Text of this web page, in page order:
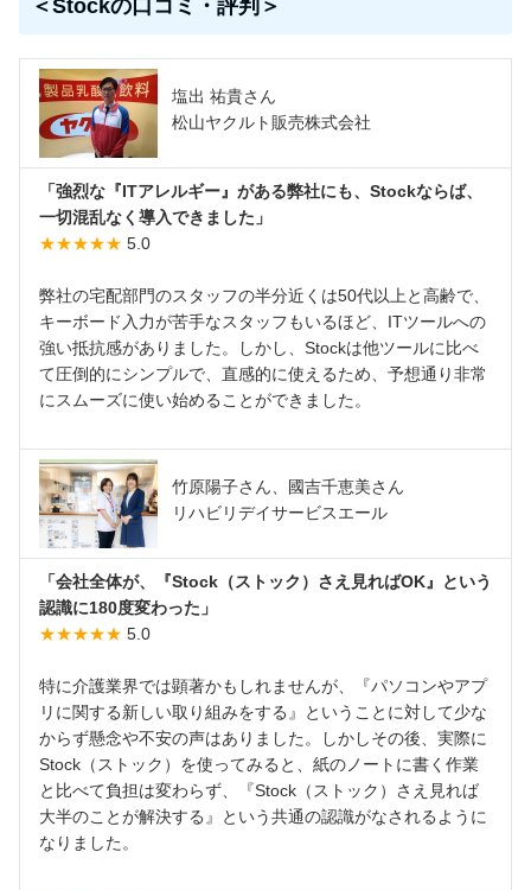
＜Stockの口コミ・評判＞
塩出 祐貴さん
松山ヤクルト販売株式会社
「強烈な『ITアレルギー』がある弊社にも、Stockならば、
一切混乱なく導入できました」
★★★★★ 5.0
弊社の宅配部門のスタッフの半分近くは50代以上と高齢で、
キーボード入力が苦手なスタッフもいるほど、ITツールへの
強い抵抗感がありました。しかし、Stockは他ツールに比べ
て圧倒的にシンプルで、直感的に使えるため、予想通り非常
にスムーズに使い始めることができました。
竹原陽子さん、國吉千恵美さん
リハビリデイサービスエール
「会社全体が、『Stock（ストック）さえ見ればOK』という
認識に180度変わった」
★★★★★ 5.0
特に介護業界では顕著かもしれませんが、『パソコンやアプ
リに関する新しい取り組みをする』ということに対して少な
からず懸念や不安の声はありました。しかしその後、実際に
Stock（ストック）を使ってみると、紙のノートに書く作業
と比べて負担は変わらず、『Stock（ストック）さえ見れば
大半のことが解決する』という共通の認識がなされるように
なりました。